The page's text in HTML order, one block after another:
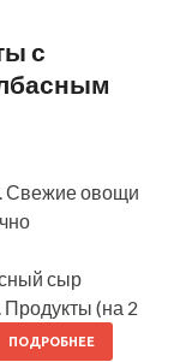
с
Свежие овощи
сыр
Продукты (на 2
ПОДРОБНЕЕ